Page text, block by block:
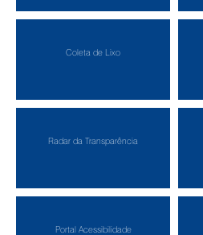
Coleta de Lixo
Radar da Transparência
Portal Acessibilidade